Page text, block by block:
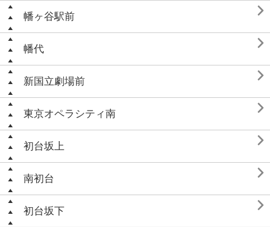
幡ヶ谷駅前 
幡代 
新国立劇場前 
東京オペラシティ南 
初台坂上 
南初台 
初台坂下 